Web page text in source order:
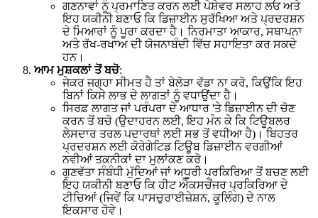
ਗਣਨਾਵਾਂ ਨੂੰ ਪ੍ਰਮਾਣਿਤ ਕਰਨ ਲਈ ਪੇਸ਼ੇਵਰ ਸਲਾਹ ਲਓ ਅਤੇ
ਇਹ ਯਕੀਨੀ ਬਣਾਓ ਕਿ ਡਿਜ਼ਾਈਨ ਸੁਰੱਖਿਆ ਅਤੇ ਪ੍ਰਦਰਸ਼ਨ
ਦੇ ਮਿਆਰਾਂ ਨੂੰ ਪੂਰਾ ਕਰਦਾ ਹੈ। ਨਿਰਮਾਤਾ ਆਕਾਰ, ਸਥਾਪਨਾ
ਅਤੇ ਰੱਖ-ਰਖਾਅ ਦੀ ਯੋਜਨਾਬੰਦੀ ਵਿੱਚ ਸਹਾਇਤਾ ਕਰ ਸਕਦੇ
ਹਨ।
ਆਮ ਮੁਸ਼ਕਲਾਂ ਤੋਂ ਬਚੋ:
ਜੇਕਰ ਜਗ੍ਹਾ ਸੀਮਤ ਹੈ ਤਾਂ ਬੇਲੋੜਾ ਵੱਡਾ ਨਾ ਕਰੋ, ਕਿਉਂਕਿ ਇਹ
ਬਿਨਾਂ ਕਿਸੇ ਲਾਭ ਦੇ ਲਾਗਤਾਂ ਨੂੰ ਵਧਾਉਂਦਾ ਹੈ।
ਸਿਰਫ਼ ਲਾਗਤ ਜਾਂ ਪਰੰਪਰਾ ਦੇ ਆਧਾਰ 'ਤੇ ਡਿਜ਼ਾਈਨ ਦੀ ਚੋਣ
ਕਰਨ ਤੋਂ ਬਚੋ (ਉਦਾਹਰਨ ਲਈ, ਇਹ ਮੰਨ ਕੇ ਕਿ ਟਿਊਬਲਰ
ਲੇਸਦਾਰ ਤਰਲ ਪਦਾਰਥਾਂ ਲਈ ਸਭ ਤੋਂ ਵਧੀਆ ਹੈ)। ਬਿਹਤਰ
ਪ੍ਰਦਰਸ਼ਨ ਲਈ ਕੋਰੇਗੇਟਿਡ ਟਿਊਬ ਡਿਜ਼ਾਈਨ ਵਰਗੀਆਂ
ਨਵੀਆਂ ਤਕਨੀਕਾਂ ਦਾ ਮੁਲਾਂਕਣ ਕਰੋ।
ਗੁਣਵੱਤਾ ਸੰਬੰਧੀ ਮੁੱਦਿਆਂ ਜਾਂ ਅਧੂਰੀ ਪ੍ਰਕਿਰਿਆ ਤੋਂ ਬਚਣ ਲਈ
ਇਹ ਯਕੀਨੀ ਬਣਾਓ ਕਿ ਹੀਟ ਐਕਸਚੇਂਜਰ ਪ੍ਰਕਿਰਿਆ ਦੇ
ਟੀਚਿਆਂ (ਜਿਵੇਂ ਕਿ ਪਾਸਚੁਰਾਈਜ਼ੇਸ਼ਨ, ਕੂਲਿੰਗ) ਦੇ ਨਾਲ
ਇਕਸਾਰ ਹੋਵੇ।